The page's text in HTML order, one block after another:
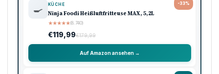
-33%
🍳 KÜCHE
Ninja Foodi Heißluftfritteuse MAX, 5,2L
★★★★★(8.740)
€119,99€179,99
Auf Amazon ansehen →